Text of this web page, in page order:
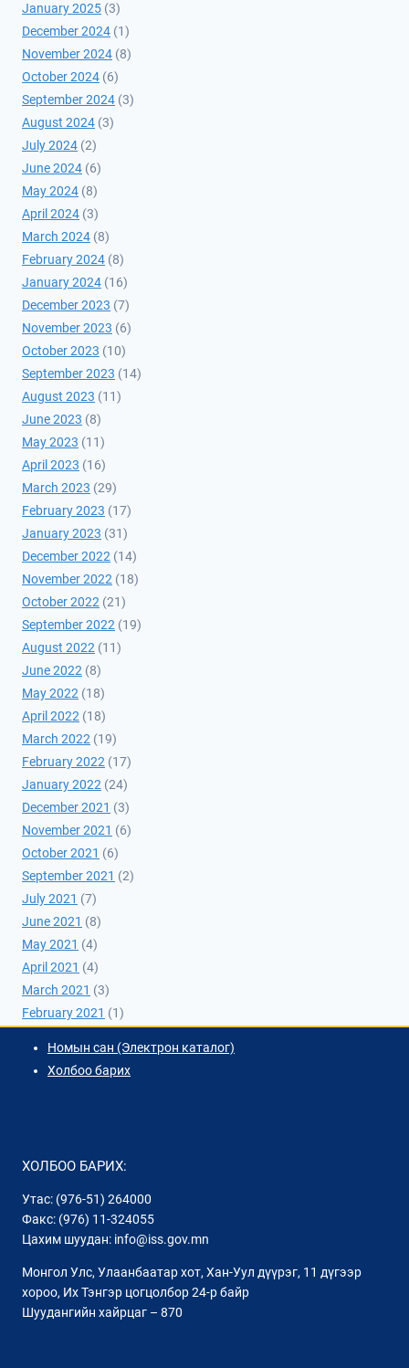
January 2025 (3)
December 2024 (1)
November 2024 (8)
October 2024 (6)
September 2024 (3)
August 2024 (3)
July 2024 (2)
June 2024 (6)
May 2024 (8)
April 2024 (3)
March 2024 (8)
February 2024 (8)
January 2024 (16)
December 2023 (7)
November 2023 (6)
October 2023 (10)
September 2023 (14)
August 2023 (11)
June 2023 (8)
May 2023 (11)
April 2023 (16)
March 2023 (29)
February 2023 (17)
January 2023 (31)
December 2022 (14)
November 2022 (18)
October 2022 (21)
September 2022 (19)
August 2022 (11)
June 2022 (8)
May 2022 (18)
April 2022 (18)
March 2022 (19)
February 2022 (17)
January 2022 (24)
December 2021 (3)
November 2021 (6)
October 2021 (6)
September 2021 (2)
July 2021 (7)
June 2021 (8)
May 2021 (4)
April 2021 (4)
March 2021 (3)
February 2021 (1)
Номын сан (Электрон каталог)
Холбоо барих
ХОЛБОО БАРИХ:
Утас: (976-51) 264000
Факс: (976) 11-324055
Цахим шуудан: info@iss.gov.mn
Монгол Улс, Улаанбаатар хот, Хан-Уул дүүрэг, 11 дүгээр
хороо, Их Тэнгэр цогцолбор 24-р байр
Шуудангийн хайрцаг – 870